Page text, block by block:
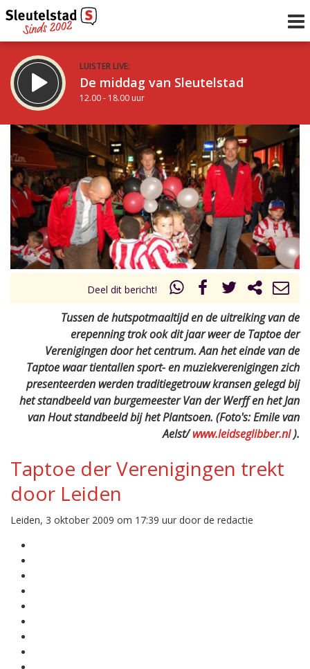
LUISTER LIVE:
De middag van Sleutelstad
12.00 - 18.00 uur
STRAKS:
De avond van Sleutelstad
18.00 - 21.00 uur
Vorig uur
uur 1 van 0 Volgend uur
Inklappen
Deel dit bericht!
Tussen de hutspotmaaltijd en de uitreiking van de
erepenning trok ook dit jaar weer de Taptoe der
Verenigingen door het centrum. Aan het einde van de
Taptoe waar tientallen sport- en muziekverenigingen zich
presenteerden werden traditiegetrouw kransen gelegd bij
het standbeeld van burgemeester Van der Werff en het Jan
van Hout standbeeld bij het Plantsoen. (Foto's: Emile van
Aelst/www.leidseglibber.nl).
Taptoe der Verenigingen trekt
door Leiden
Leiden, 3 oktober 2009 om 17:39 uur door de redactie